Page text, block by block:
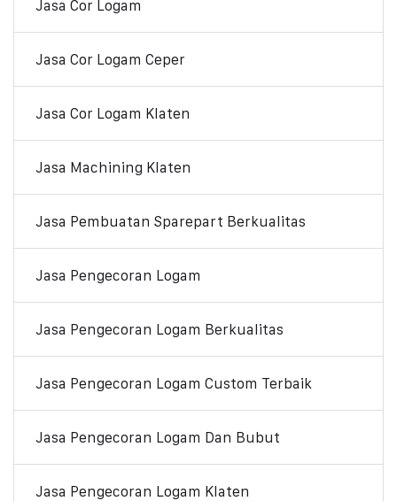
Jasa Cor Logam
Jasa Cor Logam Ceper
Jasa Cor Logam Klaten
Jasa Machining Klaten
Jasa Pembuatan Sparepart Berkualitas
Jasa Pengecoran Logam
Jasa Pengecoran Logam Berkualitas
Jasa Pengecoran Logam Custom Terbaik
Jasa Pengecoran Logam Dan Bubut
Jasa Pengecoran Logam Klaten